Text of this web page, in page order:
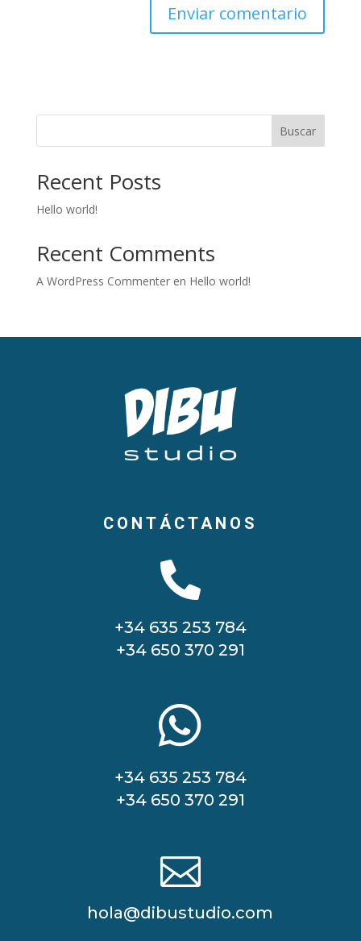
Buscar
Recent Posts
Hello world!
Recent Comments
A WordPress Commenteren Hello world!
CONTÁCTANOS

+34 635 253 784
+34 650 370 291

+34 635 253 784
+34 650 370 291

hola@dibustudio.com